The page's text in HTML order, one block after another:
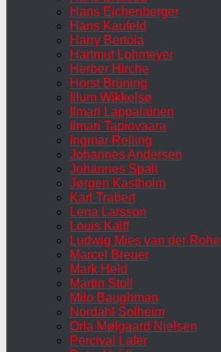
Hans Eichenberger
Hans Kaufeld
Harry Bertoia
Hartmut Lohmeyer
Herber Hirche
Horst Brüning
Illum Wikkelsø
Ilmari Lappalainen
Ilmari Tapiovaara
Ingmar Relling
Johannes Andersen
Johannes Spalt
Jørgen Kastholm
Karl Trabert
Lena Larsson
Louis Kalff
Ludwig Mies van der Rohe
Marcel Breuer
Mark Held
Martin Stoll
Milo Baughman
Nordahl Solheim
Orla Mølgaard Nielsen
Percival Lafer